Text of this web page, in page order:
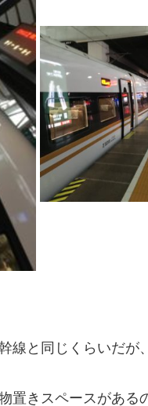
線と同じくらいだが
置きスペースがある